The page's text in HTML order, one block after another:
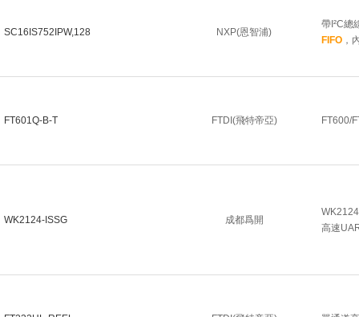
SC16IS752IPW,128 NXP(恩智浦)
帶I²C總
FIFO ，
FT601Q-B-T FTDI(飛特帝亞) FT600/
WK2124-ISSG 成都爲開
高速